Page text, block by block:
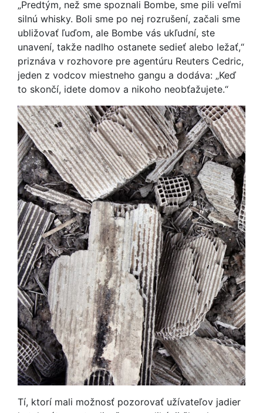
„Predtým, než sme spoznali Bombe, sme pili veľmi
silnú whisky. Boli sme po nej rozrušení, začali sme
ubližovať ľuďom, ale Bombe vás ukľudní, ste
unavení, takže nadlho ostanete sedieť alebo ležať,“
priznáva v rozhovore pre agentúru Reuters Cedric,
jeden z vodcov miestneho gangu a dodáva: „Keď
to skončí, idete domov a nikoho neobťažujete.“
Tí, ktorí mali možnosť pozorovať užívateľov jadier